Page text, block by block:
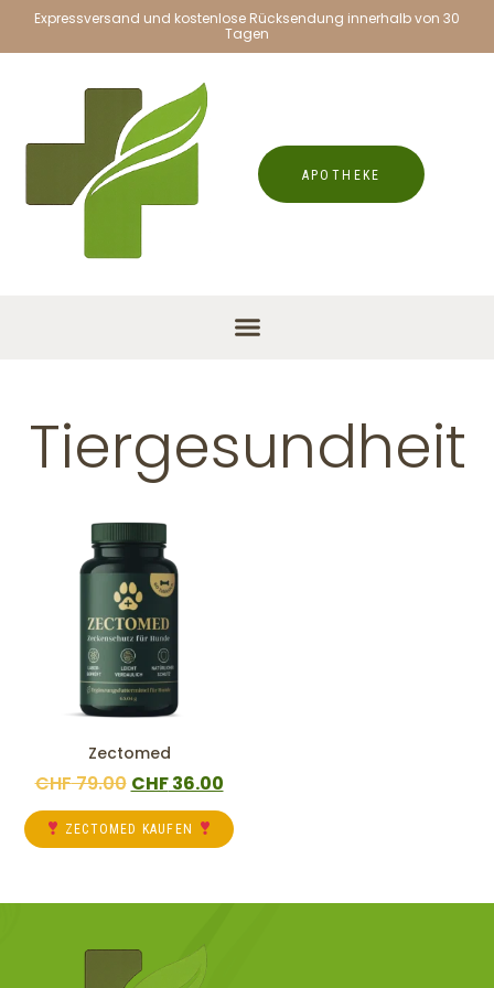
Expressversand und kostenlose Rücksendung innerhalb von 30
Tagen
APOTHEKE
Tiergesundheit
Zectomed
CHF79.00 CHF36.00
ZECTOMED KAUFEN